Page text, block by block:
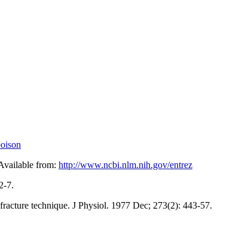
from: http://www.ncbi.nlm.nih.gov/entrez
7.
technique. J Physiol. 1977 Dec; 273(2): 443-57.